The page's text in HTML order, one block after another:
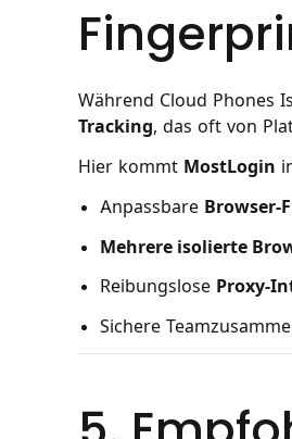
Während Cloud Phones
Tracking, das oft von
Hier kommt MostLogin
Anpassbare Browser-
Mehrere isolierte
Reibungslose Proxy-
Sichere